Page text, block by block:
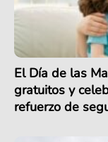
El Día de las
gratuitos y
refuerzo de